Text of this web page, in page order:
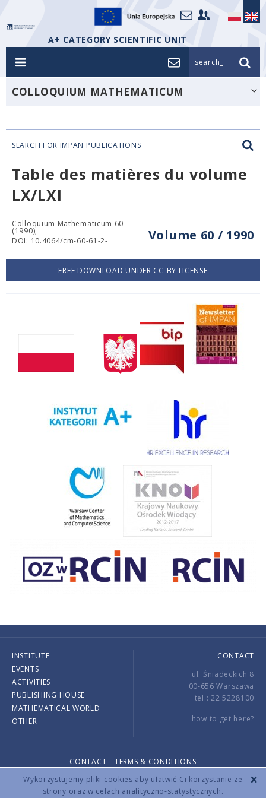
Wykorzystujemy pliki cookies aby ułatwić Ci korzystanie ze
strony oraz w celach analityczno-statystycznych.
A+ CATEGORY SCIENTIFIC UNIT
search_
COLLOQUIUM MATHEMATICUM
SEARCH FOR IMPAN PUBLICATIONS
Table des matières du volume
LX/LXI
Volume 60 / 1990
Colloquium Mathematicum 60
(1990),
DOI: 10.4064/cm-60-61-2-
FREE DOWNLOAD UNDER CC-BY LICENSE
INSTITUTE
EVENTS
ACTIVITIES
PUBLISHING HOUSE
MATHEMATICAL WORLD
OTHER
CONTACT
ul. Śniadeckich 8
00-656 Warszawa
tel.: 22 5228100
how to get here?
CONTACT
TERMS & CONDITIONS
Copyright © 2026 by IMPAN. All rights reserved.